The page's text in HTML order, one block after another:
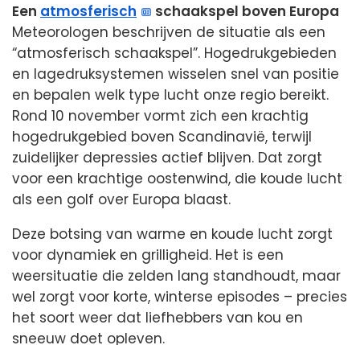
Een atmosferisch
schaakspel boven Europa
Meteorologen beschrijven de situatie als een
“atmosferisch schaakspel”. Hogedrukgebieden
en lagedruksystemen wisselen snel van positie
en bepalen welk type lucht onze regio bereikt.
Rond 10 november vormt zich een krachtig
hogedrukgebied boven Scandinavië, terwijl
zuidelijker depressies actief blijven. Dat zorgt
voor een krachtige oostenwind, die koude lucht
als een golf over Europa blaast.
Deze botsing van warme en koude lucht zorgt
voor dynamiek en grilligheid. Het is een
weersituatie die zelden lang standhoudt, maar
wel zorgt voor korte, winterse episodes – precies
het soort weer dat liefhebbers van kou en
sneeuw doet opleven.